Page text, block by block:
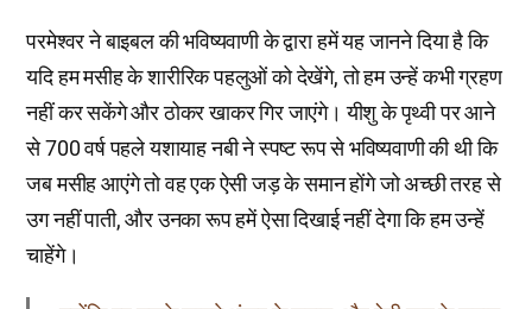
परमेश्वर ने बाइबल की भविष्यवाणी के द्वारा हमें यह जानने दिया है कि
यदि हम मसीह के शारीरिक पहलुओं को देखेंगे, तो हम उन्हें कभी ग्रहण
नहीं कर सकेंगे और ठोकर खाकर गिर जाएंगे। यीशु के पृथ्वी पर आने
से 700 वर्ष पहले यशायाह नबी ने स्पष्ट रूप से भविष्यवाणी की थी कि
जब मसीह आएंगे तो वह एक ऐसी जड़ के समान होंगे जो अच्छी तरह से
उग नहीं पाती, और उनका रूप हमें ऐसा दिखाई नहीं देगा कि हम उन्हें
चाहेंगे।